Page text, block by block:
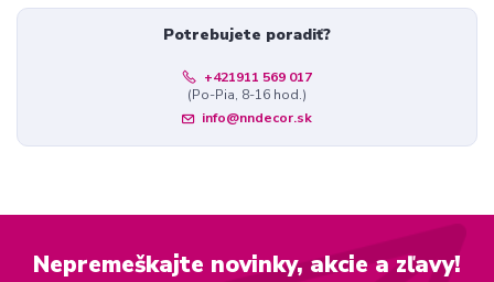
Potrebujete poradiť?
+421911 569 017
(Po-Pia, 8-16 hod.)
info@nndecor.sk
Nepremeškajte novinky, akcie a zľavy!